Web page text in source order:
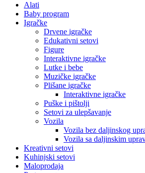
Alati
Baby program
Igračke
Drvene igračke
Edukativni setovi
Figure
Interaktivne igračke
Lutke i bebe
Muzičke igračke
Plišane igračke
Interaktivne igračke
Puške i pištolji
Setovi za ulepšavanje
Vozila
Vozila bez daljinskog
Vozila sa daljinskim
Kreativni setovi
Kuhinjski setovi
Maloprodaja